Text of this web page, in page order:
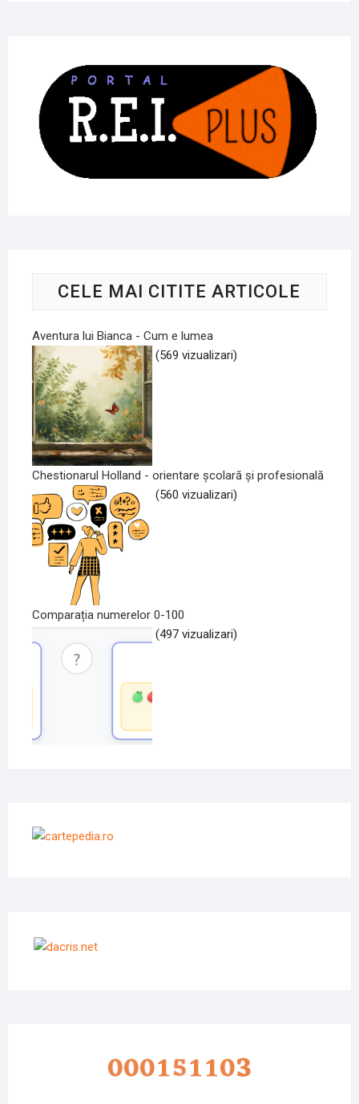
CELE MAI CITITE ARTICOLE
Aventura lui Bianca - Cum e lumea
(569 vizualizari)
Chestionarul Holland - orientare școlară și profesională
(560 vizualizari)
Comparația numerelor 0-100
(497 vizualizari)